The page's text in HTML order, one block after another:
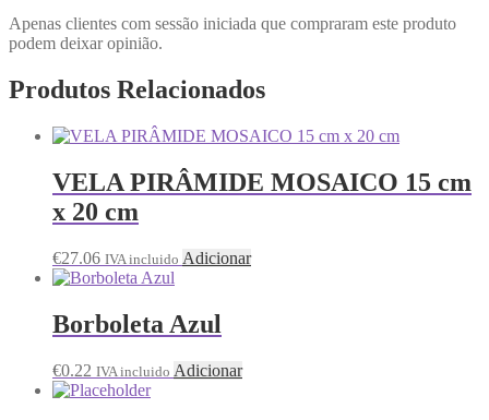
Apenas clientes com sessão iniciada que compraram este produto
podem deixar opinião.
Produtos Relacionados
VELA PIRÂMIDE MOSAICO 15 cm
x 20 cm
€27.06 IVA incluido Adicionar
Borboleta Azul
€0.22 IVA incluido Adicionar